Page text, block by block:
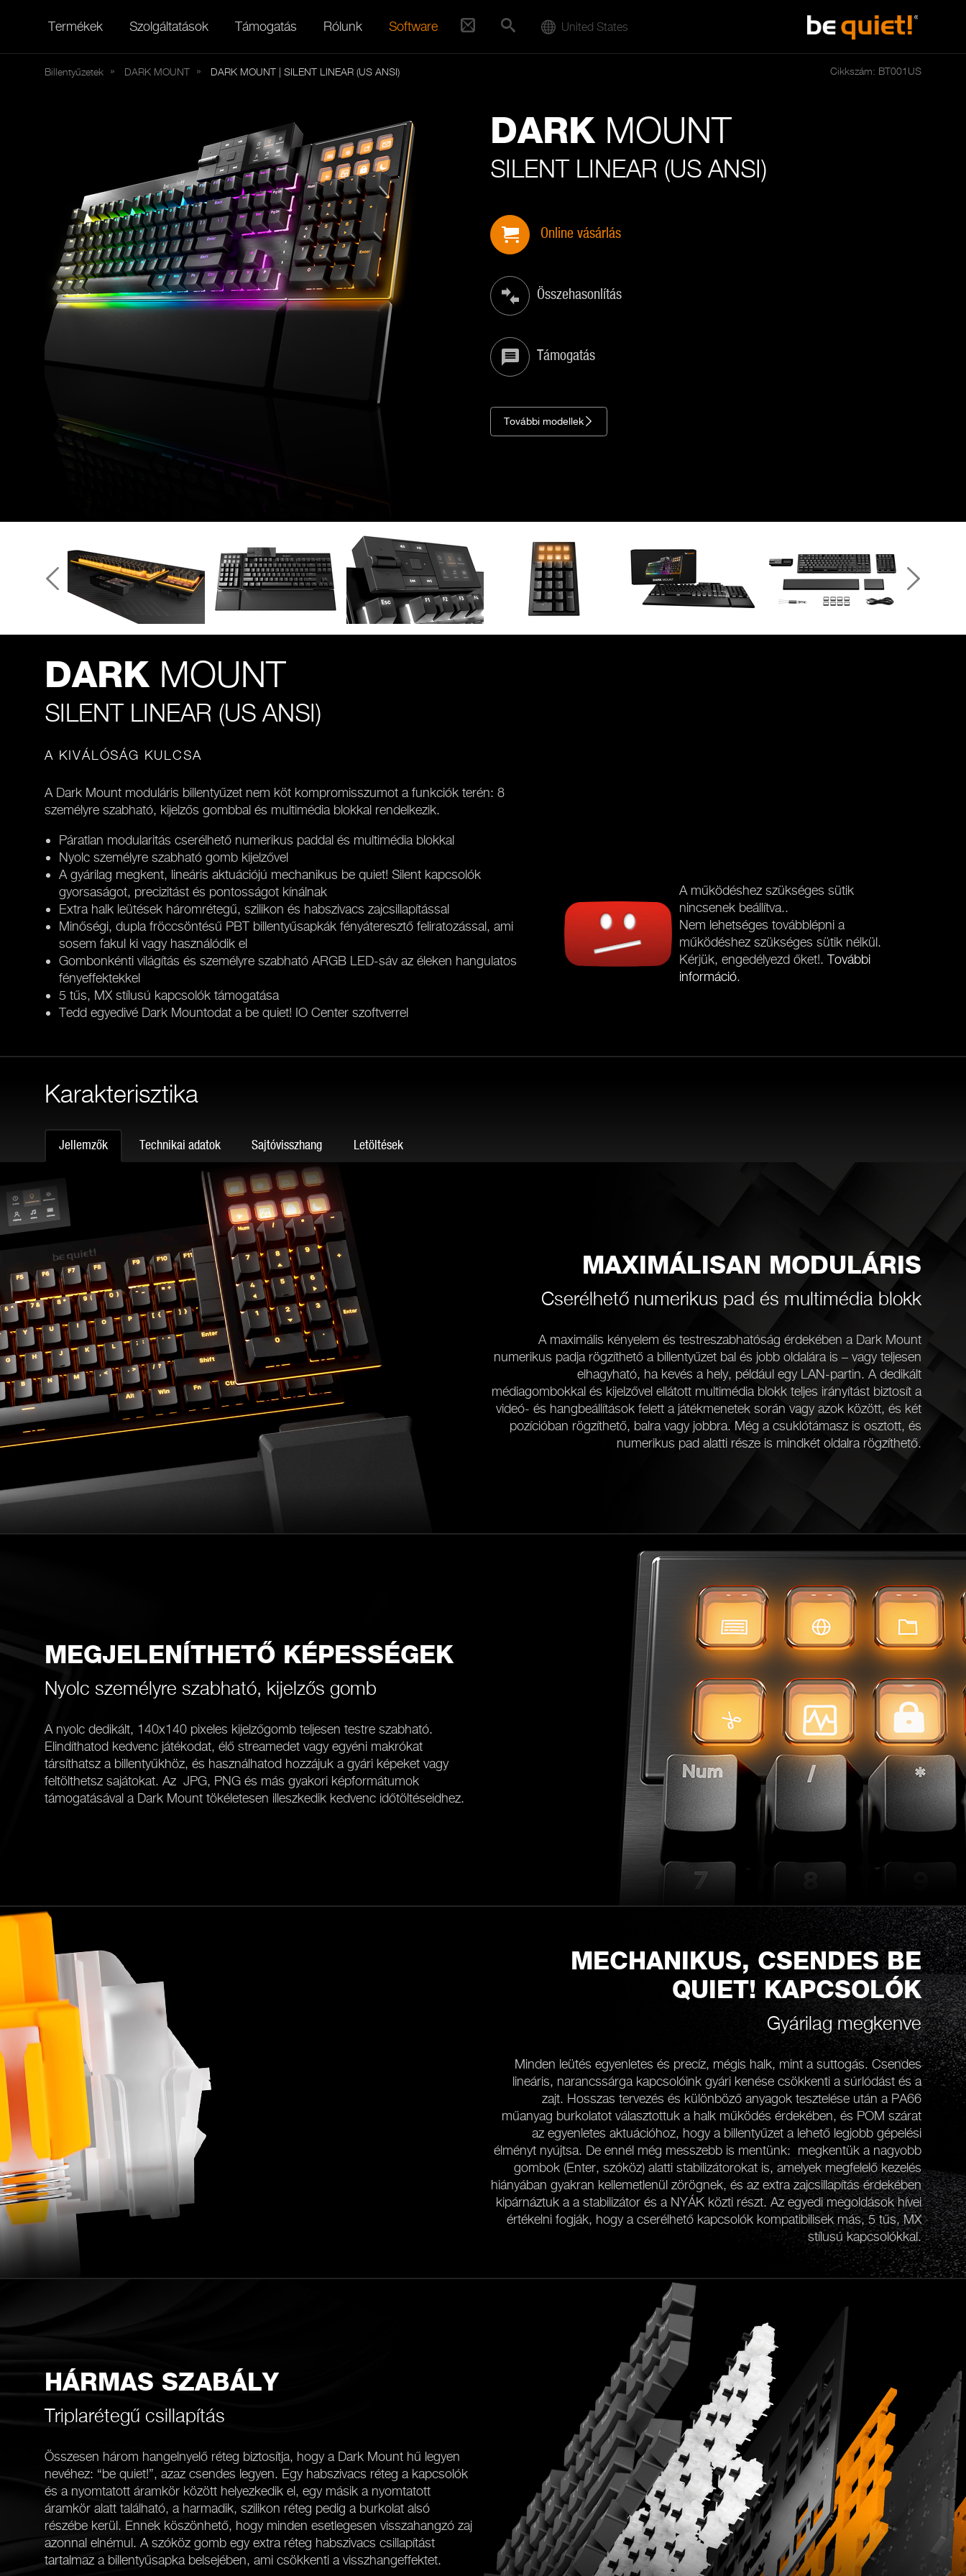
Termékek Szolgáltatások Támogatás Rólunk Software United States
Billentyűzetek DARK MOUNT DARK MOUNT | SILENT LINEAR (US ANSI) Cikkszám: BT001US
DARK MOUNT
SILENT LINEAR (US ANSI)
Online vásárlás
Összehasonlítás
Támogatás
További modellek
DARK MOUNT
SILENT LINEAR (US ANSI)
A KIVÁLÓSÁG KULCSA
A Dark Mount moduláris billentyűzet nem köt kompromisszumot a funkciók terén: 8
személyre szabható, kijelzős gombbal és multimédia blokkal rendelkezik.
Páratlan modularitás cserélhető numerikus paddal és multimédia blokkal
Nyolc személyre szabható gomb kijelzővel
A gyárilag megkent, lineáris aktuációjú mechanikus be quiet! Silent kapcsolók
gyorsaságot, precizitást és pontosságot kínálnak
Extra halk leütések háromrétegű, szilikon és habszivacs zajcsillapítással
Minőségi, dupla fröccsöntésű PBT billentyűsapkák fényáteresztő feliratozással, ami
sosem fakul ki vagy használódik el
Gombonkénti világítás és személyre szabható ARGB LED-sáv az éleken hangulatos
fényeffektekkel
5 tűs, MX stílusú kapcsolók támogatása
Tedd egyedivé Dark Mountodat a be quiet! IO Center szoftverrel
A működéshez szükséges sütik
nincsenek beállítva..
Nem lehetséges továbblépni a
működéshez szükséges sütik nélkül.
Kérjük, engedélyezd őket!.További
információ.
Karakterisztika
Jellemzők Technikai adatok Sajtóvisszhang Letöltések
MAXIMÁLISAN MODULÁRIS
Cserélhető numerikus pad és multimédia blokk
A maximális kényelem és testreszabhatóság érdekében a Dark Mount
numerikus padja rögzíthető a billentyűzet bal és jobb oldalára is – vagy teljesen
elhagyható, ha kevés a hely, például egy LAN-partin. A dedikált
médiagombokkal és kijelzővel ellátott multimédia blokk teljes irányítást biztosít a
videó- és hangbeállítások felett a játékmenetek során vagy azok között, és két
pozícióban rögzíthető, balra vagy jobbra. Még a csuklótámasz is osztott, és
numerikus pad alatti része is mindkét oldalra rögzíthető.
MEGJELENÍTHETŐ KÉPESSÉGEK
Nyolc személyre szabható, kijelzős gomb
A nyolc dedikált, 140x140 pixeles kijelzőgomb teljesen testre szabható.
Elindíthatod kedvenc játékodat, élő streamedet vagy egyéni makrókat
társíthatsz a billentyűkhöz, és használhatod hozzájuk a gyári képeket vagy
feltölthetsz sajátokat. Az JPG, PNG és más gyakori képformátumok
támogatásával a Dark Mount tökéletesen illeszkedik kedvenc időtöltéseidhez.
MECHANIKUS, CSENDES BE
QUIET! KAPCSOLÓK
Gyárilag megkenve
Minden leütés egyenletes és precíz, mégis halk, mint a suttogás. Csendes
lineáris, narancssárga kapcsolóink gyári kenése csökkenti a súrlódást és a
zajt. Hosszas tervezés és különböző anyagok tesztelése után a PA66
műanyag burkolatot választottuk a halk működés érdekében, és POM szárat
az egyenletes aktuációhoz, hogy a billentyűzet a lehető legjobb gépelési
élményt nyújtsa. De ennél még messzebb is mentünk: megkentük a nagyobb
gombok (Enter, szóköz) alatti stabilizátorokat is, amelyek megfelelő kezelés
hiányában gyakran kellemetlenül zörögnek, és az extra zajcsillapítás érdekében
kipárnáztuk a a stabilizátor és a NYÁK közti részt. Az egyedi megoldások hívei
értékelni fogják, hogy a cserélhető kapcsolók kompatibilisek más, 5 tűs, MX
stílusú kapcsolókkal.
HÁRMAS SZABÁLY
Triplarétegű csillapítás
Összesen három hangelnyelő réteg biztosítja, hogy a Dark Mount hű legyen
nevéhez: “be quiet!”, azaz csendes legyen. Egy habszivacs réteg a kapcsolók
és a nyomtatott áramkör között helyezkedik el, egy másik a nyomtatott
áramkör alatt található, a harmadik, szilikon réteg pedig a burkolat alsó
részébe kerül. Ennek köszönhető, hogy minden esetlegesen visszahangzó zaj
azonnal elnémul. A szóköz gomb egy extra réteg habszivacs csillapítást
tartalmaz a billentyűsapka belsejében, ami csökkenti a visszhangeffektet.